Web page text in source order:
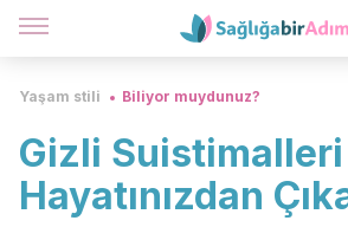
Yaşam stili Biliyor muydunuz?
Gizli Suistimalleri
Hayatınızdan